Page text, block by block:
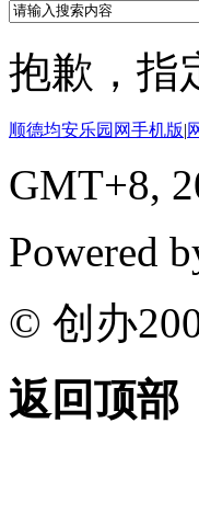
抱歉，指
顺德均安乐园网手机版|
GMT+8,
Powered
© 创办
返回顶部